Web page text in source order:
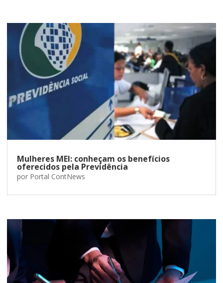
Mulheres MEI: conheçam os benefícios
oferecidos pela Previdência
por Portal ContNews